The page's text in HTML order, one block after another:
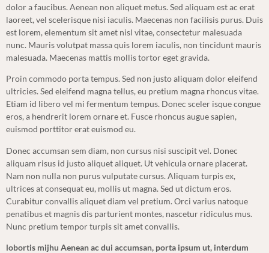
dolor a faucibus. Aenean non aliquet metus. Sed aliquam est ac erat
laoreet, vel scelerisque nisi iaculis. Maecenas non facilisis purus. Duis
est lorem, elementum sit amet nisl vitae, consectetur malesuada
nunc. Mauris volutpat massa quis lorem iaculis, non tincidunt mauris
malesuada. Maecenas mattis mollis tortor eget gravida.
Proin commodo porta tempus. Sed non justo aliquam dolor eleifend
ultricies. Sed eleifend magna tellus, eu pretium magna rhoncus vitae.
Etiam id libero vel mi fermentum tempus. Donec sceler isque congue
eros, a hendrerit lorem ornare et. Fusce rhoncus augue sapien,
euismod porttitor erat euismod eu.
Donec accumsan sem diam, non cursus nisi suscipit vel. Donec
aliquam risus id justo aliquet aliquet. Ut vehicula ornare placerat.
Nam non nulla non purus vulputate cursus. Aliquam turpis ex,
ultrices at consequat eu, mollis ut magna. Sed ut dictum eros.
Curabitur convallis aliquet diam vel pretium. Orci varius natoque
penatibus et magnis dis parturient montes, nascetur ridiculus mus.
Nunc pretium tempor turpis sit amet convallis.
lobortis mijhu Aenean ac dui accumsan, porta ipsum ut, interdum